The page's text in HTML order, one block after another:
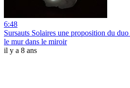
6:48
Sursauts Solaires une proposition du
le mur dans le miroir
il y a 8 ans